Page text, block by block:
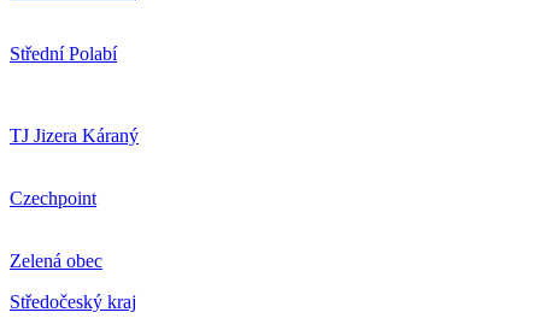
Střední Polabí
TJ Jizera Káraný
Czechpoint
Zelená obec
Středočeský kraj